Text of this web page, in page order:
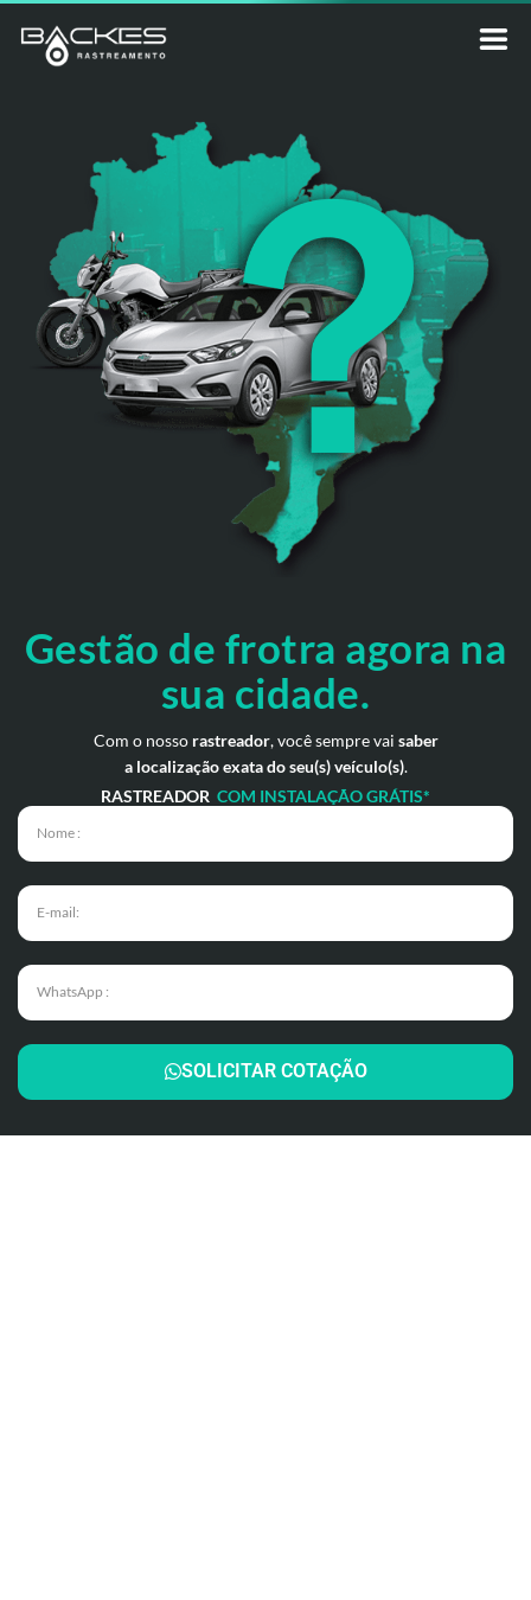
Gestão de frotra agora na
sua cidade.
Com o nosso rastreador, você sempre vai saber
a localização exata do seu(s) veículo(s).
RASTREADOR COM INSTALAÇÃO GRÁTIS*
SOLICITAR COTAÇÃO